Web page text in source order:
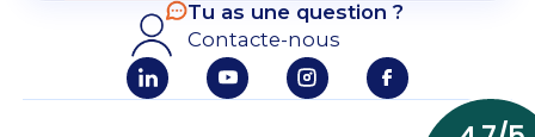
Tu as une question ?
Contacte-nous